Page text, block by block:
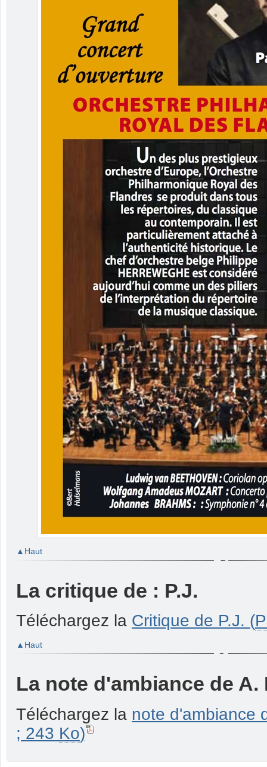
Haut
La critique de : P.J.
Téléchargez la Critique de P.J. (
Haut
La note d'ambiance de A.
Téléchargez la note d'ambiance
; 243 Ko)